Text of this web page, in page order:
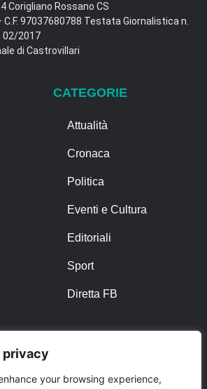
privacy
your browsing experience,
Corigliano Rossano CS
C.F. 97037680788 Testata Giornalistica n.
02/2017
di Castrovillari
CATEGORIE
Attualità
Cronaca
Politica
Eventi e Cultura
Editoriali
Sport
Diretta FB